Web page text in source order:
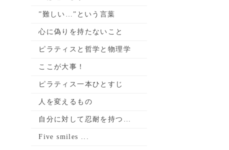
”難しい…”という言葉
心に偽りを持たないこと
ピラティスと哲学と物理学
ここが大事！
ピラティス一本ひとすじ
人を変えるもの
自分に対して忍耐を持つ…
Five smiles ...